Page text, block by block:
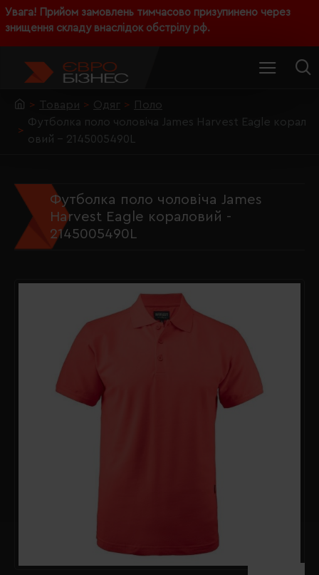
Увага! Прийом замовлень тимчасово призупинено через
знищення складу внаслідок обстрілу рф.
Товари Одяг
Поло
Футболка поло чоловіча James Harvest Eagle корал
овий - 2145005490L
Футболка поло чоловіча James
Harvest Eagle кораловий -
2145005490L